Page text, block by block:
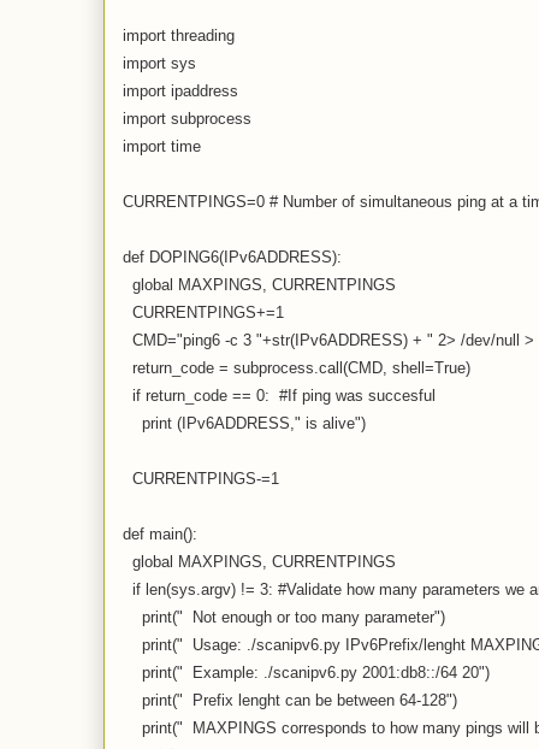
import threading
import sys
import ipaddress
import subprocess
import time
CURRENTPINGS=0 # Number of simultaneous ping at a
def DOPING6(IPv6ADDRESS):
global MAXPINGS, CURRENTPINGS
CURRENTPINGS+=1
CMD="ping6 -c 3 "+str(IPv6ADDRESS) + " 2> /dev/null >
return_code = subprocess.call(CMD, shell=True)
if return_code == 0: #If ping was succesful
print (IPv6ADDRESS," is alive")
CURRENTPINGS-=1
def main():
global MAXPINGS, CURRENTPINGS
if len(sys.argv) != 3: #Validate how many parameters we
print(" Not enough or too many parameter")
print(" Usage: ./scanipv6.py IPv6Prefix/lenght
print(" Example: ./scanipv6.py 2001:db8::/64 20")
print(" Prefix lenght can be between 64-128")
print(" MAXPINGS corresponds to how many pings will